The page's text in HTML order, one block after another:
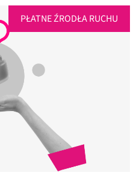
PŁATNE ŹRODŁA RUCHU